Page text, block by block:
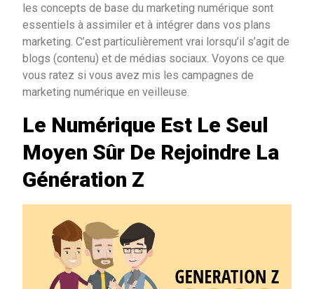
les concepts de base du marketing numérique sont
essentiels à assimiler et à intégrer dans vos plans
marketing. C’est particulièrement vrai lorsqu’il s’agit de
blogs (contenu) et de médias sociaux. Voyons ce que
vous ratez si vous avez mis les campagnes de
marketing numérique en veilleuse.
Le Numérique Est Le Seul
Moyen Sûr De Rejoindre La
Génération Z